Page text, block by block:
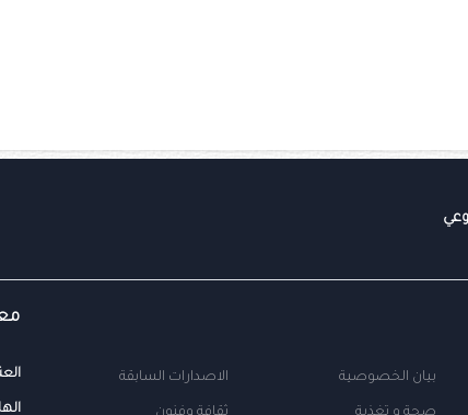
بيان الخصوصية الاصدارات السابقة